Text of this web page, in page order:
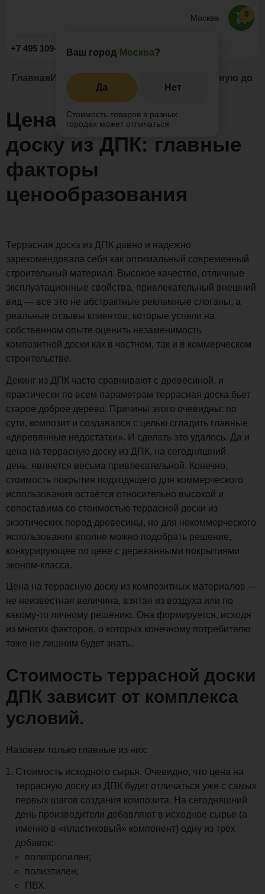
Москва
Ваш город Москва?
Да Нет
Стоимость товаров в разных
городах может отличаться
+7 495 109-52-09 Заказать звонок
0
Главная Информация Статьи Цена на террасную
Цена на террасную
доску из ДПК: главные
факторы
ценообразования
Террасная доска из ДПК давно и надежно
зарекомендовала себя как оптимальный современный
строительный материал. Высокое качество, отличные
эксплуатационные свойства, привлекательный внешний
вид — все это не абстрактные рекламные слоганы, а
реальные отзывы клиентов, которые успели на
собственном опыте оценить незаменимость
композитной доски как в частном, так и в коммерческом
строительстве.
Декинг из ДПК часто сравнивают с древесиной, и
практически по всем параметрам террасная доска бьет
старое доброе дерево. Причины этого очевидны: по
сути, композит и создавался с целью сгладить главные
«деревянные недостатки». И сделать это удалось. Да и
цена на террасную доску из ДПК, на сегодняшний
день, является весьма привлекательной. Конечно,
стоимость покрытия подходящего для коммерческого
использования остаётся относительно высокой и
сопоставима со стоимостью террасной доски из
экзотических пород древесины, но для некоммерческого
использования вполне можно подобрать решение,
конкурирующее по цене с деревянными покрытиями
эконом-класса.
Цена на террасную доску из композитных материалов —
не неизвестная величина, взятая из воздуха или по
какому-то личному решению. Она формируется, исходя
из многих факторов, о которых конечному потребителю
тоже не лишним будет знать..
Стоимость террасной доски
ДПК зависит от комплекса
условий.
Назовем только главные из них:
Стоимость исходного сырья. Очевидно, что цена на
террасную доску из ДПК будет отличаться уже с самых
первых шагов создания композита. На сегодняшний
день производители добавляют в исходное сырье (а
именно в «пластиковый» компонент) одну из трех
добавок:
полипропилен;
полиэтилен;
ПВХ.